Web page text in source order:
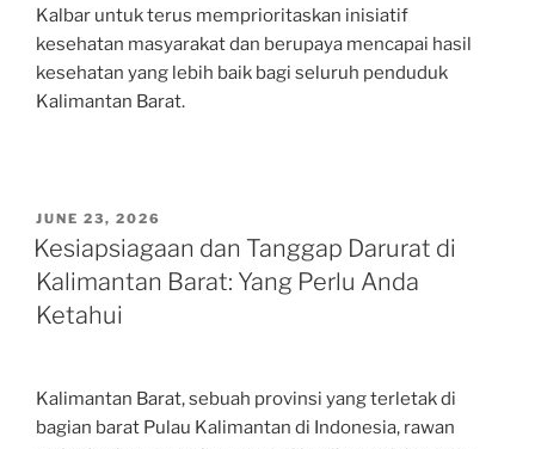
Kalbar untuk terus memprioritaskan inisiatif
kesehatan masyarakat dan berupaya mencapai hasil
kesehatan yang lebih baik bagi seluruh penduduk
Kalimantan Barat.
POSTED
ON
JUNE 23, 2026
Kesiapsiagaan dan Tanggap Darurat di
Kalimantan Barat: Yang Perlu Anda
Ketahui
Kalimantan Barat, sebuah provinsi yang terletak di
bagian barat Pulau Kalimantan di Indonesia, rawan